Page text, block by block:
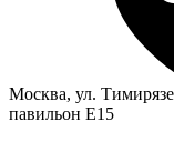
Москва, ул.
павильон Е15